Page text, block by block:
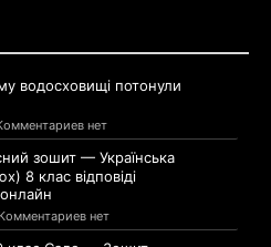
водосховищі потонули
нет
зошит — Українська
8 клас відповіді
Комментариев нет